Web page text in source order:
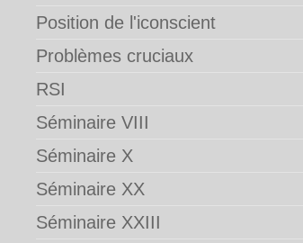
Position de l'iconscient
Problèmes cruciaux
RSI
Séminaire VIII
Séminaire X
Séminaire XX
Séminaire XXIII